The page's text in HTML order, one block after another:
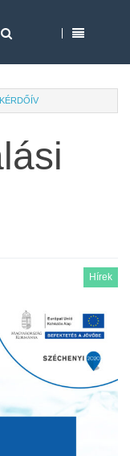
Hírek